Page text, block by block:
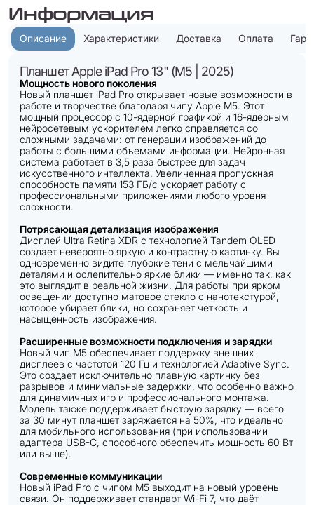
Информация
Описание Характеристики Доставка Оплата
Планшет Apple iPad Pro 13" (M5 | 2025)
Мощность нового поколения
Новый планшет iPad Pro открывает новые возможности в
работе и творчестве благодаря чипу Apple M5. Этот
мощный процессор с 10-ядерной графикой и 16-ядерным
нейросетевым ускорителем легко справляется со
сложными задачами: от генерации изображений до
работы с большими объемами информации. Нейронная
система работает в 3,5 раза быстрее для задач
искусственного интеллекта. Увеличенная пропускная
способность памяти 153 ГБ/с ускоряет работу с
профессиональными приложениями любого уровня
сложности.
Потрясающая детализация изображения
Дисплей Ultra Retina XDR с технологией Tandem OLED
создает невероятно яркую и контрастную картинку. Вы
одновременно видите глубокие тени с мельчайшими
деталями и ослепительно яркие блики — именно так, как
это выглядит в реальной жизни. Для работы при ярком
освещении доступно матовое стекло с нанотекстурой,
которое убирает блики, но сохраняет четкость и
насыщенность изображения.
Расширенные возможности подключения и зарядки
Новый чип M5 обеспечивает поддержку внешних
дисплеев с частотой 120 Гц и технологией Adaptive Sync.
Это создает исключительно плавную картинку без
разрывов и минимальные задержки, что особенно важно
для динамичных игр и профессионального монтажа.
Модель также поддерживает быструю зарядку — всего
за 30 минут планшет заряжается на 50%, что идеально
для мобильного использования (при использовании
адаптера USB-C, способного обеспечить мощность 60 Вт
или выше).
Современные коммуникации
Новый iPad Pro с чипом M5 выходит на новый уровень
связи. Он поддерживает стандарт Wi-Fi 7, что даёт